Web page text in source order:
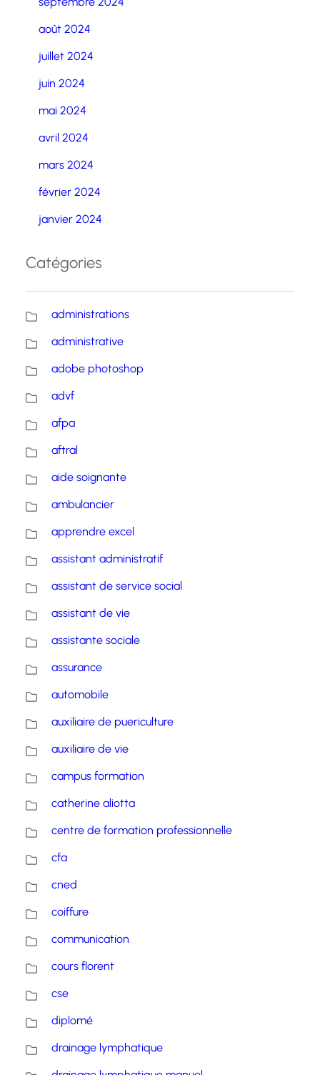
août 2024
juillet 2024
juin 2024
mai 2024
avril 2024
mars 2024
février 2024
janvier 2024
Catégories
administrations
administrative
adobe photoshop
advf
afpa
aftral
aide soignante
ambulancier
apprendre excel
assistant administratif
assistant de service social
assistant de vie
assistante sociale
assurance
automobile
auxiliaire de puericulture
auxiliaire de vie
campus formation
catherine aliotta
centre de formation professionnelle
cfa
cned
coiffure
communication
cours florent
cse
diplomé
drainage lymphatique